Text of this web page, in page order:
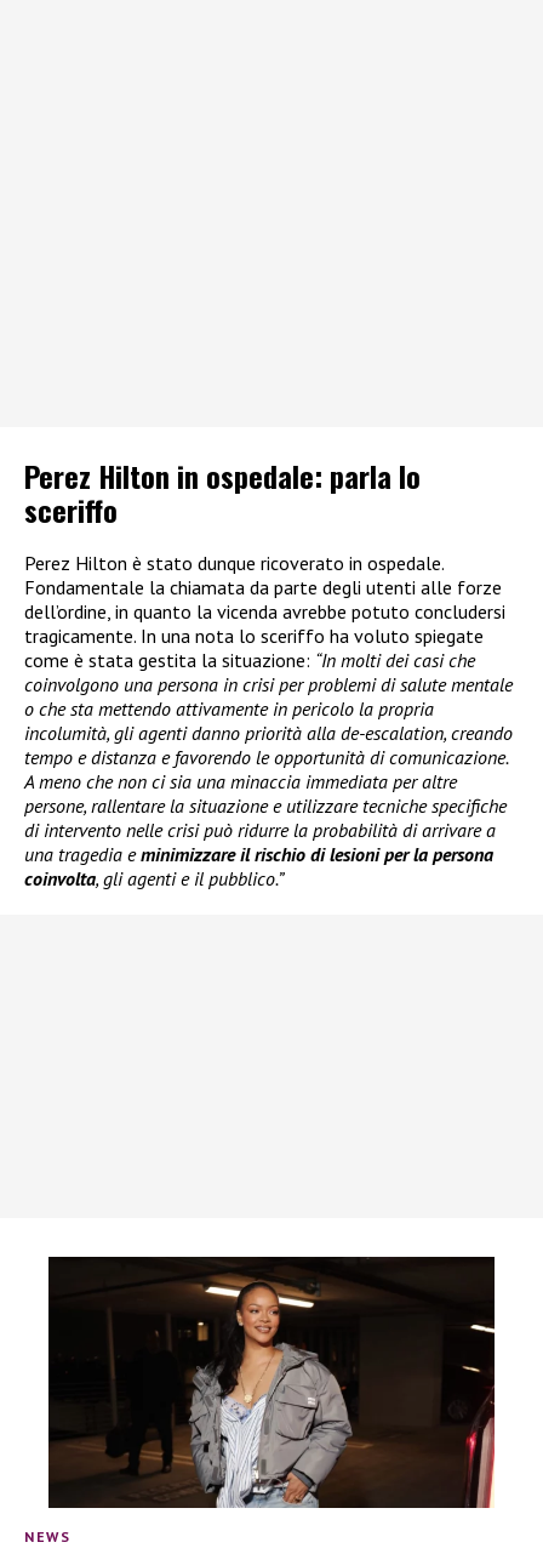
Perez Hilton in ospedale: parla lo
sceriffo
Perez Hilton è stato dunque ricoverato in ospedale.
Fondamentale la chiamata da parte degli utenti alle forze
dell’ordine, in quanto la vicenda avrebbe potuto concludersi
tragicamente. In una nota lo sceriffo ha voluto spiegate
come è stata gestita la situazione: “In molti dei casi che
coinvolgono una persona in crisi per problemi di salute mentale
o che sta mettendo attivamente in pericolo la propria
incolumità, gli agenti danno priorità alla de-escalation, creando
tempo e distanza e favorendo le opportunità di comunicazione.
A meno che non ci sia una minaccia immediata per altre
persone, rallentare la situazione e utilizzare tecniche specifiche
di intervento nelle crisi può ridurre la probabilità di arrivare a
una tragedia eminimizzare il rischio di lesioni per la persona
coinvolta, gli agenti e il pubblico.”
NEWS